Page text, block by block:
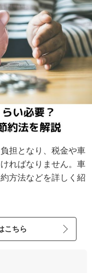
担となり、税金や車
ればなりません。車
方法などを詳しく紹
こちら